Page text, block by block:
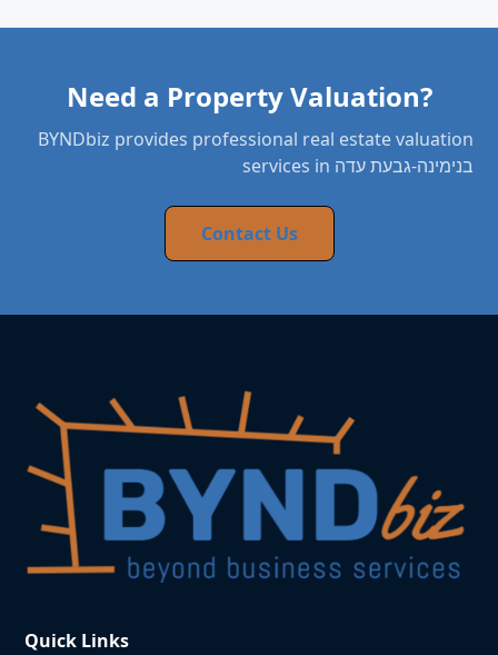
Need a Property Valuation?
BYNDbiz provides professional real estate valuation
services in בנימינה-גבעת עדה
Contact Us
Quick Links